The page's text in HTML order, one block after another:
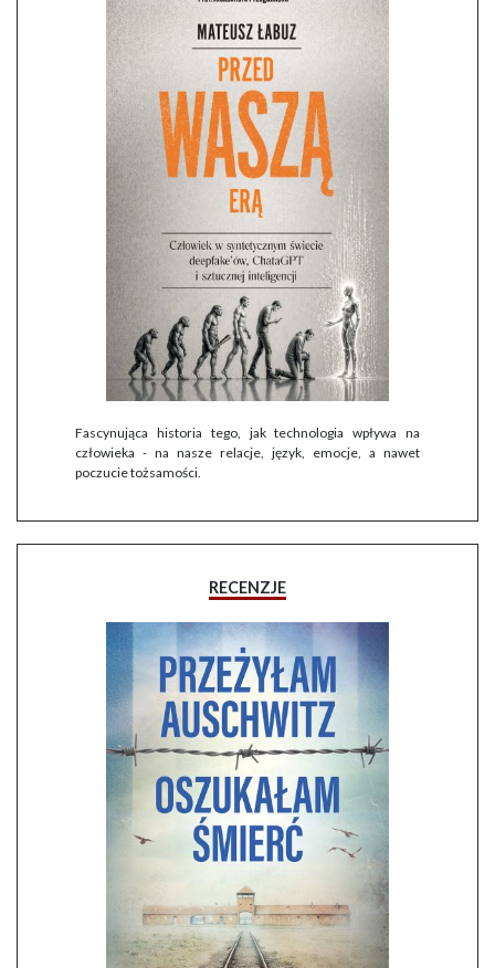
Fascynująca historia tego, jak technologia wpływa na
człowieka - na nasze relacje, język, emocje, a nawet
poczucie tożsamości.
RECENZJE